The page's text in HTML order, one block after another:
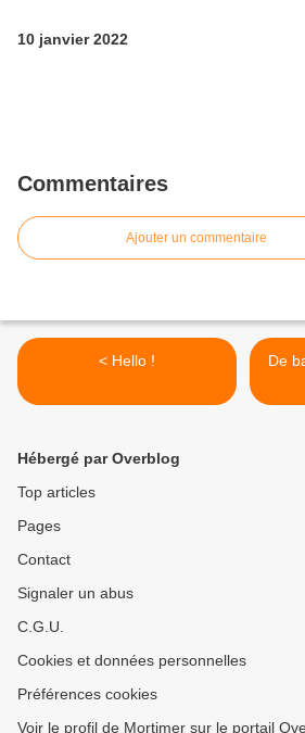
10 janvier 2022
Commentaires
Ajouter un commentaire
< Hello !
De
Hébergé par Overblog
Top articles
Pages
Contact
Signaler un abus
C.G.U.
Cookies et données personnelles
Préférences cookies
Voir le profil de Mortimer sur le portail